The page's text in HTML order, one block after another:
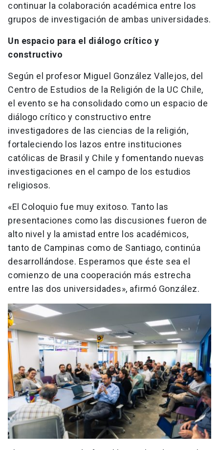
continuar la colaboración académica entre los
grupos de investigación de ambas universidades.
Un espacio para el diálogo crítico y
constructivo
Según el profesor Miguel González Vallejos, del
Centro de Estudios de la Religión de la UC Chile,
el evento se ha consolidado como un espacio de
diálogo crítico y constructivo entre
investigadores de las ciencias de la religión,
fortaleciendo los lazos entre instituciones
católicas de Brasil y Chile y fomentando nuevas
investigaciones en el campo de los estudios
religiosos.
«El Coloquio fue muy exitoso. Tanto las
presentaciones como las discusiones fueron de
alto nivel y la amistad entre los académicos,
tanto de Campinas como de Santiago, continúa
desarrollándose. Esperamos que éste sea el
comienzo de una cooperación más estrecha
entre las dos universidades», afirmó González.